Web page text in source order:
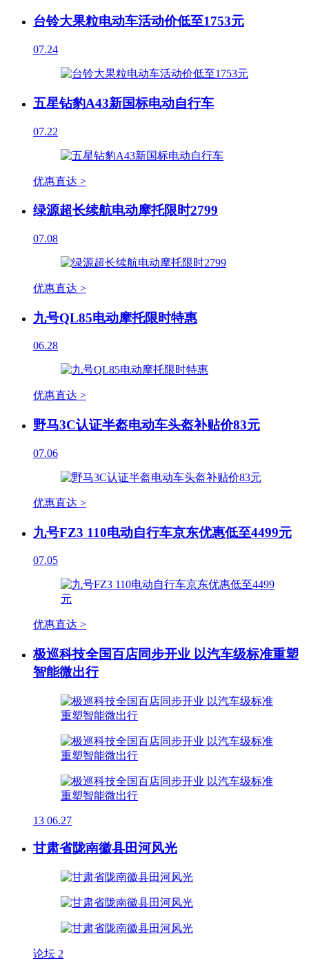
台铃大果粒电动车活动价低至1753元
07.24
五星钻豹A43新国标电动自行车
07.22
优惠直达 >
绿源超长续航电动摩托限时2799
07.08
优惠直达 >
九号QL85电动摩托限时特惠
06.28
优惠直达 >
野马3C认证半盔电动车头盔补贴价83元
07.06
优惠直达 >
九号FZ3 110电动自行车京东优惠低至4499元
07.05
优惠直达 >
极巡科技全国百店同步开业 以汽车级标准重塑
智能微出行
13 06.27
甘肃省陇南徽县田河风光
论坛 2